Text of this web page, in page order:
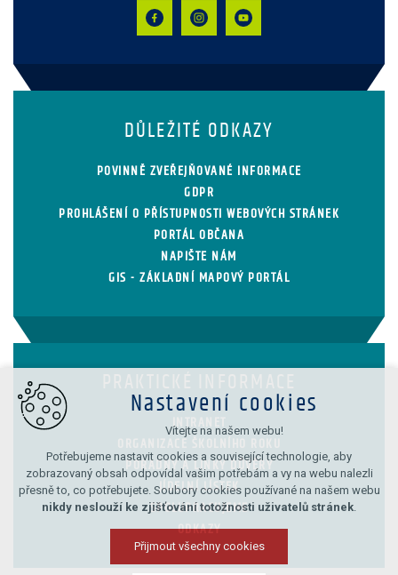
DŮLEŽITÉ ODKAZY
POVINNĚ ZVEŘEJŇOVANÉ INFORMACE
GDPR
PROHLÁŠENÍ O PŘÍSTUPNOSTI WEBOVÝCH STRÁNEK
PORTÁL OBČANA
NAPIŠTE NÁM
GIS - ZÁKLADNÍ MAPOVÝ PORTÁL
INTRANET
PORADNY A LINKY DŮVĚRY
JÍDELNÍ LÍSTEK
SPOLUPRACUJEME
ODKAZY
Nastavení cookies
Vítejte na našem webu!
Potřebujeme nastavit cookies a související technologie, aby
zobrazovaný obsah odpovídal vašim potřebám a vy na webu nalezli
přesně to, co potřebujete. Soubory cookies používané na našem webu
nikdy neslouží ke zjišťování totožnosti uživatelů stránek.
Přijmout všechny cookies